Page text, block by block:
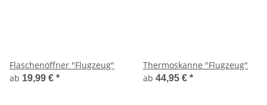
Flaschenöffner "Flugzeug"
ab 19,99 € *
Thermoskanne "Flugzeug"
ab 44,95 € *